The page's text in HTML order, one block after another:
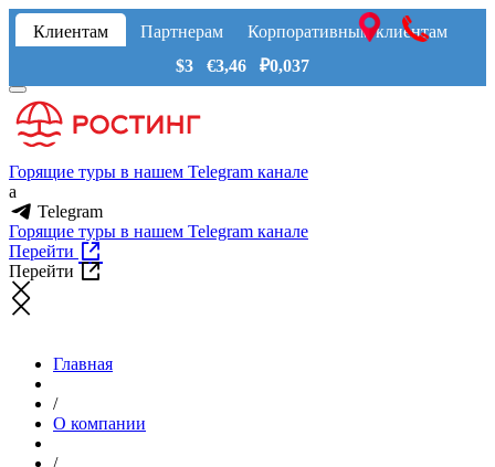
Клиентам Партнерам
Корпоративным клиентам
$3 €3,46 ₽0,037
Горящие туры в нашем Telegram канале
a
Telegram
Горящие туры в нашем Telegram канале
Перейти
Перейти
Главная
/
О компании